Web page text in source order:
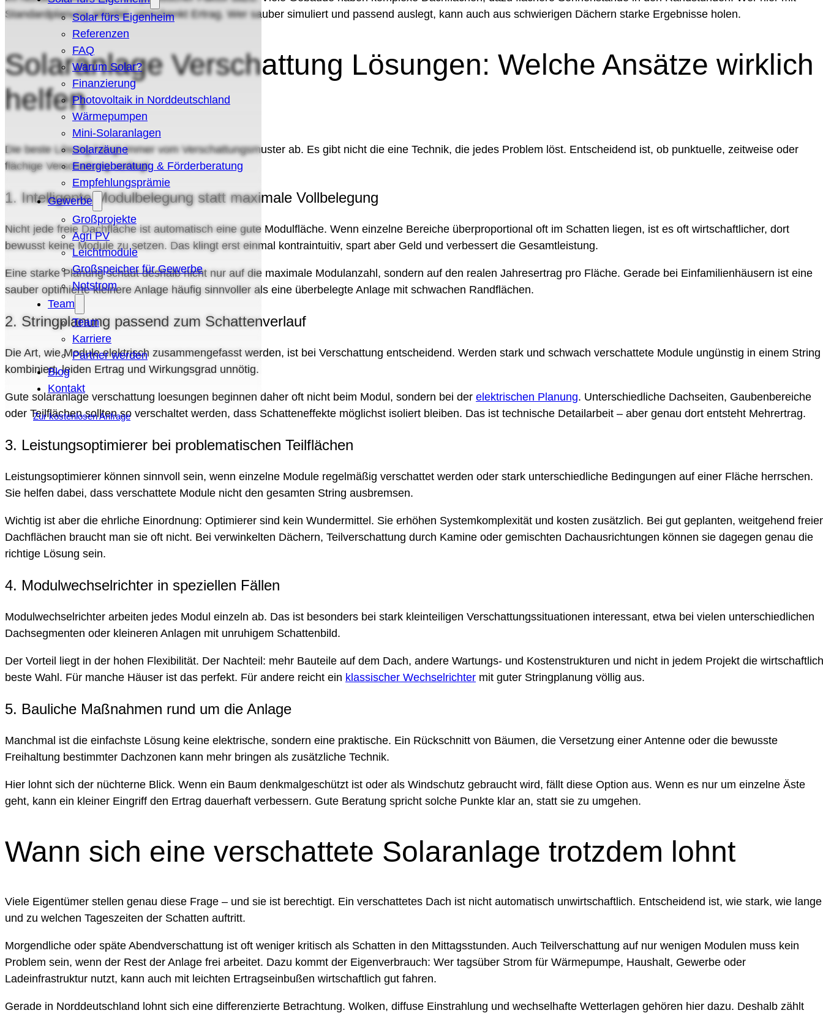
Solar fürs Eigenheim
Referenzen
FAQ
Warum Solar?
Finanzierung
Photovoltaik in Norddeutschland
Wärmepumpen
Mini-Solaranlagen
Solarzäune
Energieberatung & Förderberatung
Empfehlungsprämie
Gewerbe
Großprojekte
Agri PV
Leichtmodule
Großspeicher für Gewerbe
Notstrom
Team
Team
Karriere
Partner werden
Blog
Kontakt
Zur kostenlosen Anfrage
Standardplanung arbeitet, verschenkt Ertrag. Wer sauber simuliert und passend auslegt, kann auch aus schwierigen Dächern starke Ergebnisse holen.
Solaranlage Verschattung Lösungen: Welche Ansätze wirklich
helfen
Die beste Lösung hängt immer vom Verschattungsmuster ab. Es gibt nicht die eine Technik, die jedes Problem löst. Entscheidend ist, ob punktuelle, zeitweise oder
flächige Verschattung vorliegt.
1. Intelligente Modulbelegung statt maximale Vollbelegung
Nicht jede freie Dachfläche ist automatisch eine gute Modulfläche. Wenn einzelne Bereiche überproportional oft im Schatten liegen, ist es oft wirtschaftlicher, dort
bewusst keine Module zu setzen. Das klingt erst einmal kontraintuitiv, spart aber Geld und verbessert die Gesamtleistung.
Eine starke Planung schaut deshalb nicht nur auf die maximale Modulanzahl, sondern auf den realen Jahresertrag pro Fläche. Gerade bei Einfamilienhäusern ist eine
sauber optimierte kleinere Anlage häufig sinnvoller als eine überbelegte Anlage mit schwachen Randflächen.
2. Stringplanung passend zum Schattenverlauf
Die Art, wie Module elektrisch zusammengefasst werden, ist bei Verschattung entscheidend. Werden stark und schwach verschattete Module ungünstig in einem String
kombiniert, leiden Ertrag und Wirkungsgrad unnötig.
Gute solaranlage verschattung loesungen beginnen daher oft nicht beim Modul, sondern bei der elektrischen Planung. Unterschiedliche Dachseiten, Gaubenbereiche
oder Teilflächen sollten so verschaltet werden, dass Schatteneffekte möglichst isoliert bleiben. Das ist technische Detailarbeit – aber genau dort entsteht Mehrertrag.
3. Leistungsoptimierer bei problematischen Teilflächen
Leistungsoptimierer können sinnvoll sein, wenn einzelne Module regelmäßig verschattet werden oder stark unterschiedliche Bedingungen auf einer Fläche herrschen.
Sie helfen dabei, dass verschattete Module nicht den gesamten String ausbremsen.
Wichtig ist aber die ehrliche Einordnung: Optimierer sind kein Wundermittel. Sie erhöhen Systemkomplexität und kosten zusätzlich. Bei gut geplanten, weitgehend
Dachflächen braucht man sie oft nicht. Bei verwinkelten Dächern, Teilverschattung durch Kamine oder gemischten Dachausrichtungen können sie dagegen genau die
richtige Lösung sein.
4. Modulwechselrichter in speziellen Fällen
Modulwechselrichter arbeiten jedes Modul einzeln ab. Das ist besonders bei stark kleinteiligen Verschattungssituationen interessant, etwa bei vielen unterschiedlichen
Dachsegmenten oder kleineren Anlagen mit unruhigem Schattenbild.
Der Vorteil liegt in der hohen Flexibilität. Der Nachteil: mehr Bauteile auf dem Dach, andere Wartungs- und Kostenstrukturen und nicht in jedem Projekt die wirtschaftlich
beste Wahl. Für manche Häuser ist das perfekt. Für andere reicht ein klassischer Wechselrichter mit guter Stringplanung völlig aus.
5. Bauliche Maßnahmen rund um die Anlage
Manchmal ist die einfachste Lösung keine elektrische, sondern eine praktische. Ein Rückschnitt von Bäumen, die Versetzung einer Antenne oder die bewusste
Freihaltung bestimmter Dachzonen kann mehr bringen als zusätzliche Technik.
Hier lohnt sich der nüchterne Blick. Wenn ein Baum denkmalgeschützt ist oder als Windschutz gebraucht wird, fällt diese Option aus. Wenn es nur um einzelne Äste
geht, kann ein kleiner Eingriff den Ertrag dauerhaft verbessern. Gute Beratung spricht solche Punkte klar an, statt sie zu umgehen.
Wann sich eine verschattete Solaranlage trotzdem lohnt
Viele Eigentümer stellen genau diese Frage – und sie ist berechtigt. Ein verschattetes Dach ist nicht automatisch unwirtschaftlich. Entscheidend ist, wie stark, wie lange
und zu welchen Tageszeiten der Schatten auftritt.
Morgendliche oder späte Abendverschattung ist oft weniger kritisch als Schatten in den Mittagsstunden. Auch Teilverschattung auf nur wenigen Modulen muss kein
Problem sein, wenn der Rest der Anlage frei arbeitet. Dazu kommt der Eigenverbrauch: Wer tagsüber Strom für Wärmepumpe, Haushalt, Gewerbe oder
Ladeinfrastruktur nutzt, kann auch mit leichten Ertragseinbußen wirtschaftlich gut fahren.
Gerade in Norddeutschland lohnt sich eine differenzierte Betrachtung. Wolken, diffuse Einstrahlung und wechselhafte Wetterlagen gehören hier dazu. Deshalb zählt